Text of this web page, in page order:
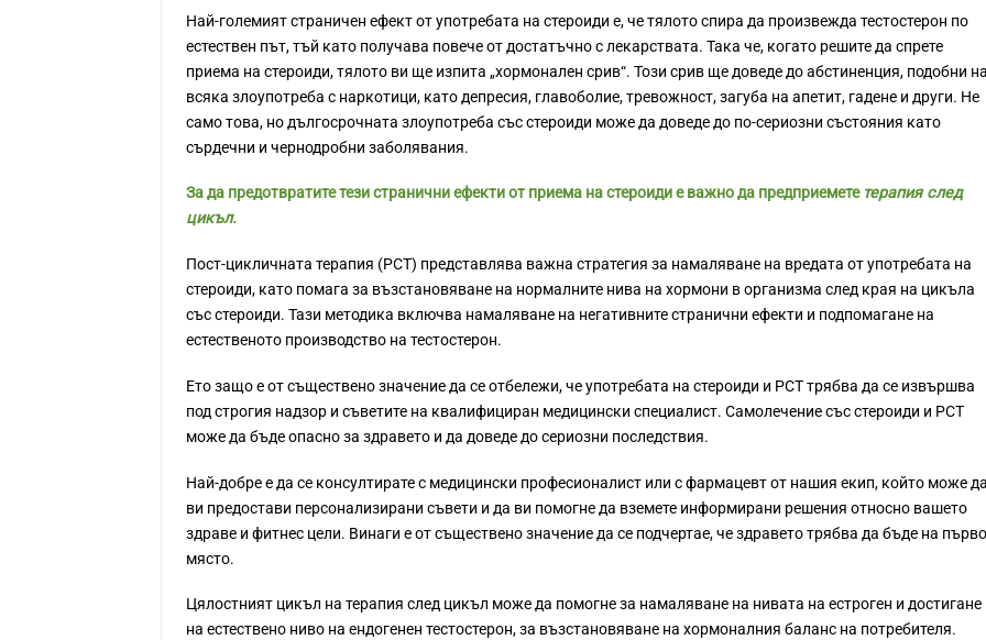
Най-големият страничен ефект от употребата на стероиди е, че тялото спира да произвежда тестостерон по
естествен път, тъй като получава повече от достатъчно с лекарствата. Така че, когато решите да спрете
приема на стероиди, тялото ви ще изпита „хормонален срив“. Този срив ще доведе до абстиненция, подобни
всяка злоупотреба с наркотици, като депресия, главоболие, тревожност, загуба на апетит, гадене и други. Не
само това, но дългосрочната злоупотреба със стероиди може да доведе до по-сериозни състояния като
сърдечни и чернодробни заболявания.
За да предотвратите тези странични ефекти от приема на стероиди е важно да предприемете терапия след
цикъл.
Пост-цикличната терапия (PCT) представлява важна стратегия за намаляване на вредата от употребата на
стероиди, като помага за възстановяване на нормалните нива на хормони в организма след края на цикъла
със стероиди. Тази методика включва намаляване на негативните странични ефекти и подпомагане на
естественото производство на тестостерон.
Ето защо е от съществено значение да се отбележи, че употребата на стероиди и PCT трябва да се извършва
под строгия надзор и съветите на квалифициран медицински специалист. Самолечение със стероиди и PCT
може да бъде опасно за здравето и да доведе до сериозни последствия.
Най-добре е да се консултирате с медицински професионалист или с фармацевт от нашия екип, който може
ви предостави персонализирани съвети и да ви помогне да вземете информирани решения относно вашето
здраве и фитнес цели. Винаги е от съществено значение да се подчертае, че здравето трябва да бъде на първо
място.
Цялостният цикъл на терапия след цикъл може да помогне за намаляване на нивата на естроген и достигане
на естествено ниво на ендогенен тестостерон, за възстановяване на хормоналния баланс на потребителя.